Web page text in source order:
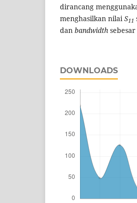
dirancang
menghasilkan nilaiS11
dan bandwidth sebesar
DOWNLOADS